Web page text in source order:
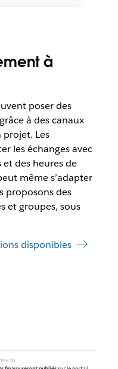
à
poser des
à des canaux
projet. Les
les échanges avec
des heures de
même s’adapter
proposons des
et groupes, sous
disponibles